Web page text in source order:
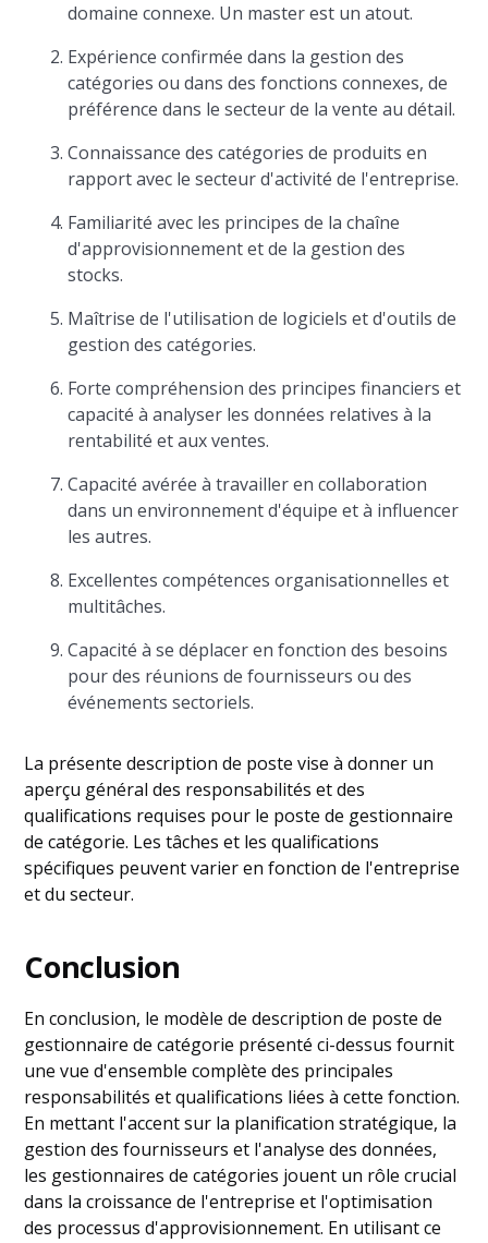
domaine connexe. Un master est un atout.
Expérience confirmée dans la gestion des
catégories ou dans des fonctions connexes, de
préférence dans le secteur de la vente au détail.
Connaissance des catégories de produits en
rapport avec le secteur d'activité de l'entreprise.
Familiarité avec les principes de la chaîne
d'approvisionnement et de la gestion des
stocks.
Maîtrise de l'utilisation de logiciels et d'outils de
gestion des catégories.
Forte compréhension des principes financiers et
capacité à analyser les données relatives à la
rentabilité et aux ventes.
Capacité avérée à travailler en collaboration
dans un environnement d'équipe et à influencer
les autres.
Excellentes compétences organisationnelles et
multitâches.
Capacité à se déplacer en fonction des besoins
pour des réunions de fournisseurs ou des
événements sectoriels.
La présente description de poste vise à donner un
aperçu général des responsabilités et des
qualifications requises pour le poste de gestionnaire
de catégorie. Les tâches et les qualifications
spécifiques peuvent varier en fonction de l'entreprise
et du secteur.
Conclusion
En conclusion, le modèle de description de poste de
gestionnaire de catégorie présenté ci-dessus fournit
une vue d'ensemble complète des principales
responsabilités et qualifications liées à cette fonction.
En mettant l'accent sur la planification stratégique, la
gestion des fournisseurs et l'analyse des données,
les gestionnaires de catégories jouent un rôle crucial
dans la croissance de l'entreprise et l'optimisation
des processus d'approvisionnement. En utilisant ce